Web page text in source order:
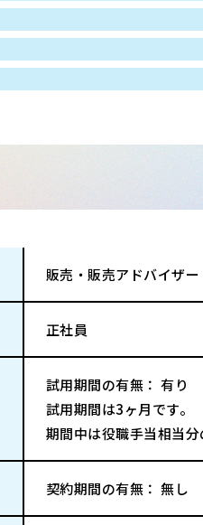
販売・販売アドバイザ
正社員
試用期間の有無： 有り
試用期間は3ヶ月です。
期間中は役職手当相当分
契約期間の有無： 無し